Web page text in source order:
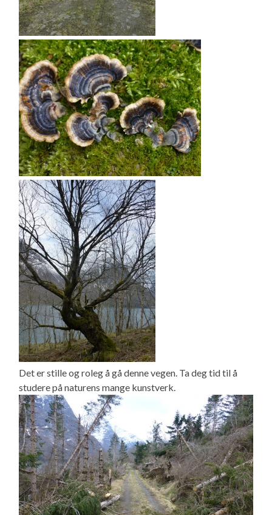
Det er stille og roleg å gå denne vegen. Ta deg tid til å
studere på naturens mange kunstverk.